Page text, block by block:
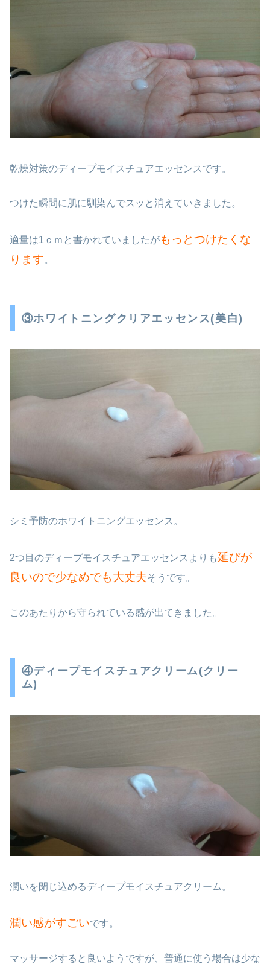
乾燥対策のディープモイスチュアエッセンスです。
つけた瞬間に肌に馴染んでスッと消えていきました。
適量は1ｃｍと書かれていましたがもっとつけたくな
ります。
③ホワイトニングクリアエッセンス(美白)
シミ予防のホワイトニングエッセンス。
2つ目のディープモイスチュアエッセンスよりも延びが
良いので少なめでも大丈夫そうです。
このあたりから守られている感が出てきました。
④ディープモイスチュアクリーム(クリー
ム)
潤いを閉じ込めるディープモイスチュアクリーム。
潤い感がすごいです。
マッサージすると良いようですが、普通に使う場合は少な